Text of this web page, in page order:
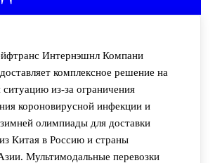
Интернэшнл Компани
комплексное решение на
из-за ограничения
короновирусной инфекции и
олимпиады для доставки
Китая в Россию и страны
Мультимодальные перевозки